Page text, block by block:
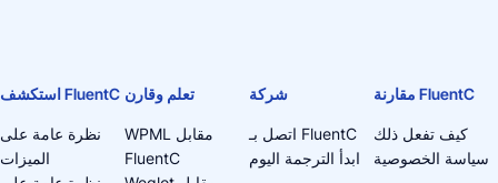
استكشف FluentC
نظرة عامة على
الميزات
تعلم وقارن
WPML مقابل
FluentC
شركة
اتصل بـ FluentC
ابدأ الترجمة اليوم
مقارنة FluentC
كيف تفعل ذلك
سياسة الخصوصية